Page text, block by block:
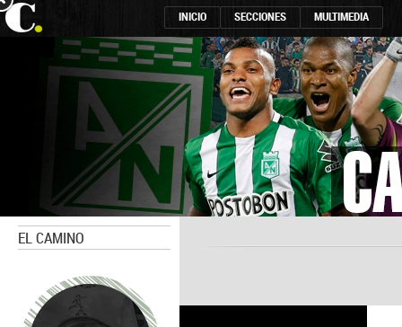
INICIO SECCIONES MULTIMEDIA
EL CAMINO